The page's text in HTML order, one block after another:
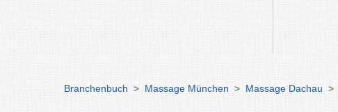
Branchenbuch > Massage München > Massage Dachau >